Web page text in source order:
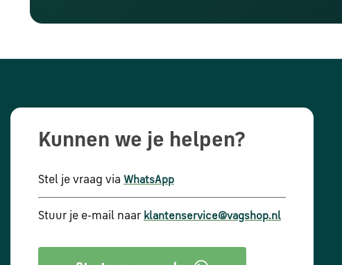
Kunnen we je helpen?
Stel je vraag via WhatsApp
Stuur je e-mail naar klantenservice@vagshop.nl